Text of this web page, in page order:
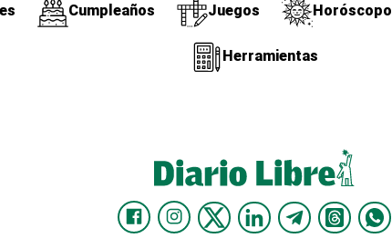
Cumpleaños Juegos Horóscopo
Herramientas